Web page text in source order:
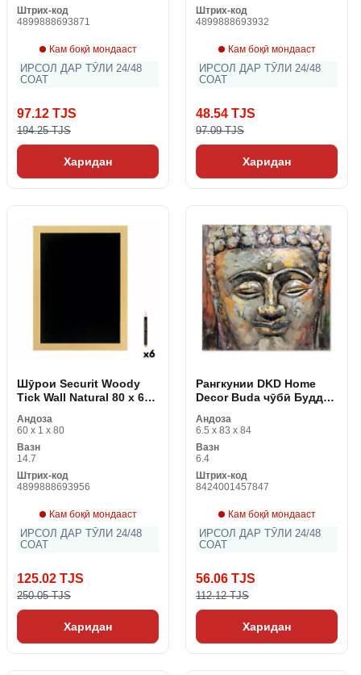
Штрих-код
4899888693871
Кам боқӣ мондааст
ИРСОЛ ДАР ТӮЛИ 24/48
СОАТ
97.12 TJS
194.25 TJS
Харидан
Штрих-код
4899888693932
Кам боқӣ мондааст
ИРСОЛ ДАР ТӮЛИ 24/48
СОАТ
48.54 TJS
97.09 TJS
Харидан
Шӯрои Securit Woody
Tick Wall Natural 80 x 60
Андоза
60 x 1 x 80
Вазн
14.7
Штрих-код
4899888693956
Кам боқӣ мондааст
ИРСОЛ ДАР ТӮЛИ 24/48
СОАТ
125.02 TJS
250.05 TJS
Харидан
Рангкунии DKD Home
Decor Buda чӯбӣ Буддаи
Андоза
6.5 x 83 x 84
Вазн
6.4
Штрих-код
8424001457847
Кам боқӣ мондааст
ИРСОЛ ДАР ТӮЛИ 24/48
СОАТ
56.06 TJS
112.12 TJS
Харидан